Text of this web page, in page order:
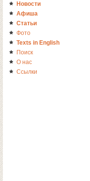
Новости
Афиша
Статьи
Фото
Texts in English
Поиск
О нас
Ссылки